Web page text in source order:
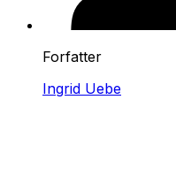
Forfatter
Ingrid Uebe